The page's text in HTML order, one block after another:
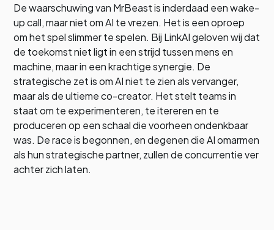
De waarschuwing van MrBeast is inderdaad een wake-
up call, maar niet om AI te vrezen. Het is een oproep
om het spel slimmer te spelen. Bij LinkAI geloven wij dat
de toekomst niet ligt in een strijd tussen mens en
machine, maar in een krachtige synergie. De
strategische zet is om AI niet te zien als vervanger,
maar als de ultieme co-creator. Het stelt teams in
staat om te experimenteren, te itereren en te
produceren op een schaal die voorheen ondenkbaar
was. De race is begonnen, en degenen die AI omarmen
als hun strategische partner, zullen de concurrentie ver
achter zich laten.